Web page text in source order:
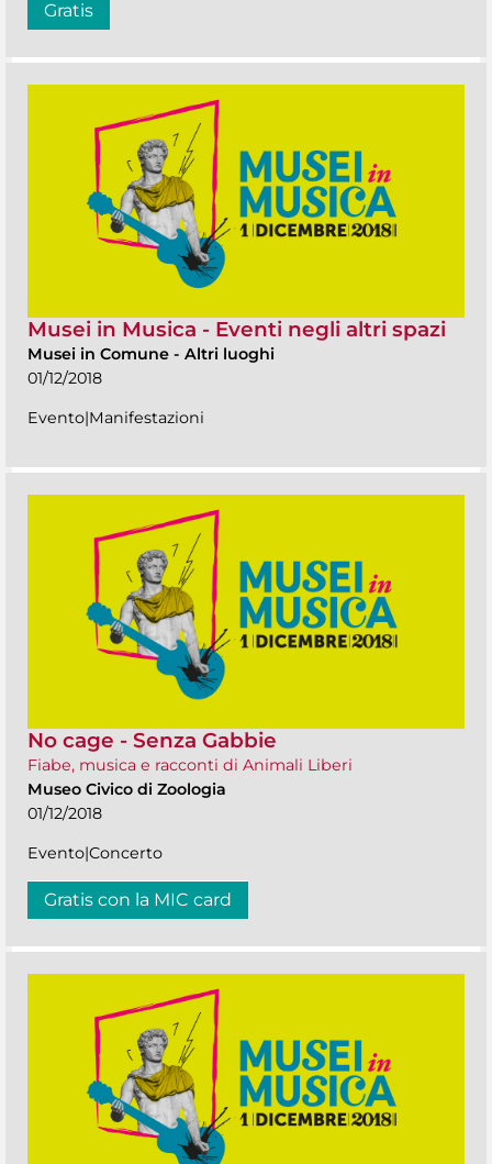
Gratis
Musei in Musica - Eventi negli altri spazi
Musei in Comune - Altri luoghi
01/12/2018
Evento|Manifestazioni
No cage - Senza Gabbie
Fiabe, musica e racconti di Animali Liberi
Museo Civico di Zoologia
01/12/2018
Evento|Concerto
Gratis con la MIC card